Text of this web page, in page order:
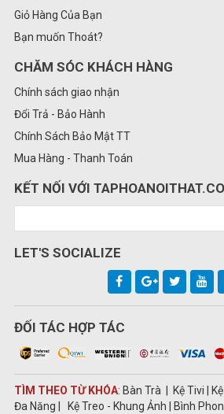
Giỏ Hàng Của Bạn
Bạn muốn Thoát?
CHĂM SÓC KHÁCH HÀNG
Chính sách giao nhận
Đổi Trả - Bảo Hành
Chính Sách Bảo Mật TT
Mua Hàng - Thanh Toán
KẾT NỐI VỚI
LET'S SOCIALIZE
ĐỐI TÁC HỢP TÁC
TÌM THEO TỪ KHÓA: Bàn Trà | Kệ Tivi |
Đa Năng | Kệ Treo - Khung Ảnh | Bình